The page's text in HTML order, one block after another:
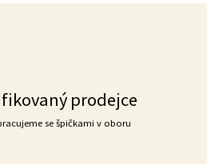
prodejce
se špičkami v oboru